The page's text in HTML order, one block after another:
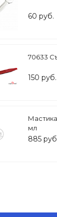
60 руб.
70633
150 руб.
мл
885